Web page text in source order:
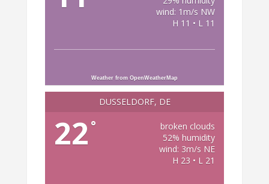
wind: 1m/s NW
H 11 • L 11
Weather from OpenWeatherMap
DÜSSELDORF, DE
22 °
broken clouds
52% humidity
wind: 3m/s NE
H 23 • L 21